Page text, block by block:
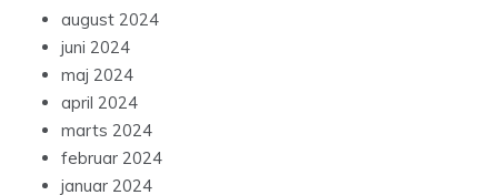
august 2024
juni 2024
maj 2024
april 2024
marts 2024
februar 2024
januar 2024